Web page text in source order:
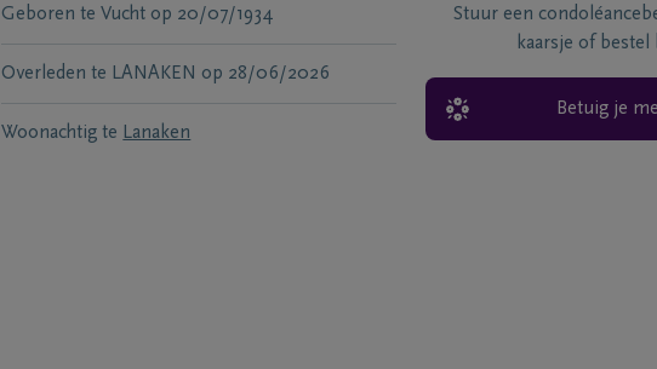
Geboren te Vucht op 20/07/1934
Overleden te LANAKEN op 28/06/2026
Woonachtig te Lanaken
Stuur een
kaarsje of
Betuig je